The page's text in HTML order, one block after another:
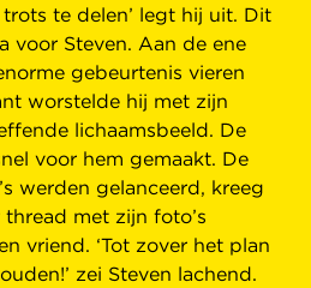
te delen’ legt hij uit. Dit
voor Steven. Aan de ene
gebeurtenis vieren
worstelde hij met zijn
lichaamsbeeld. De
voor hem gemaakt. De
werden gelanceerd, kreeg
met zijn foto’s
vriend. ‘Tot zover het plan
zei Steven lachend.